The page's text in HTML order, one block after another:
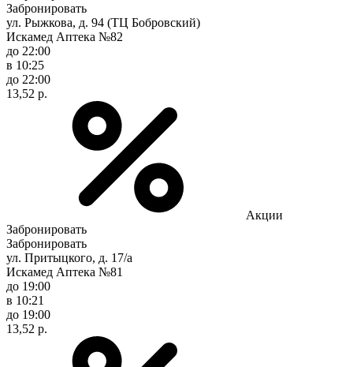
Забронировать
ул. Рыжкова, д. 94 (ТЦ Бобровский)
Искамед Аптека №82
до 22:00
в 10:25
до 22:00
13,52 р.
Акции
Забронировать
Забронировать
ул. Притыцкого, д. 17/а
Искамед Аптека №81
до 19:00
в 10:21
до 19:00
13,52 р.